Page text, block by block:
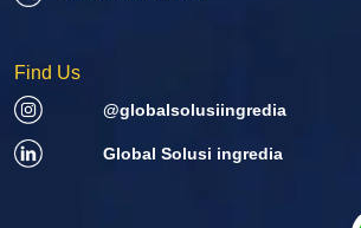
Find Us
@globalsolusiingredia
Global Solusi ingredia